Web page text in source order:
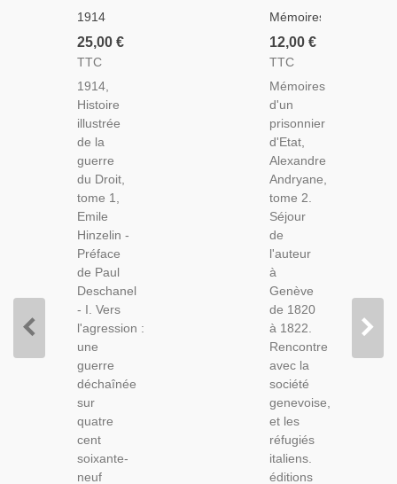
1914
Histoire
Illustrée
Guerre
Du Droit
T1,
Emile
Hinzelin,
1916 -
Guerre
1914-
1918,
Relations
Internationales
XXe
25,00 €
TTC
1914,
Histoire
illustrée
de la
guerre
du Droit,
tome 1,
Emile
Hinzelin -
Préface
de Paul
Deschanel
- I. Vers
l'agression :
une
guerre
déchaînée
sur
quatre
cent
soixante-
neuf
Mémoires
D'un
Prisonnier
T2,
Alexandre
Andryane,
1840 -
Genève,
Réfugiés
Italiens,
Société
XIXe
Siècle
12,00 €
TTC
Mémoires
d'un
prisonnier
d'Etat,
Alexandre
Andryane,
tome 2.
Séjour
de
l'auteur
à
Genève
de 1820
à 1822.
Rencontre
avec la
société
genevoise,
et les
réfugiés
italiens.
éditions